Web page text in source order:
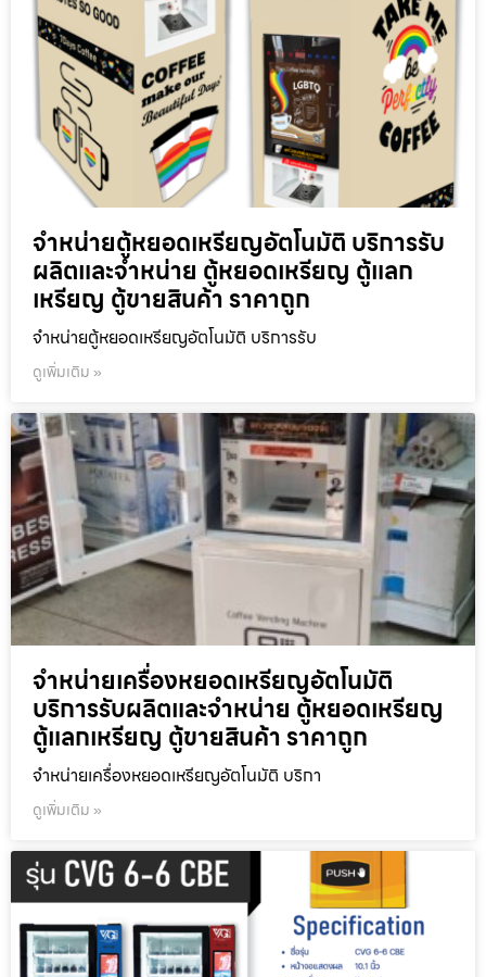
จำหน่ายตู้หยอดเหรียญ​อัตโนมัติ บริการรับ
ผลิตและจำหน่าย ตู้หยอดเหรียญ ตู้แลก
เหรียญ ตู้ขายสินค้า ราคาถูก
จำหน่ายตู้หยอดเหรียญ​อัตโนมัติ บริการรับ
ดูเพิ่มเติม »
จำหน่ายเครื่องหยอดเหรียญ​อัตโนมัติ
บริการรับผลิตและจำหน่าย ตู้หยอดเหรียญ
ตู้แลกเหรียญ ตู้ขายสินค้า ราคาถูก
จำหน่ายเครื่องหยอดเหรียญ​อัตโนมัติ บริกา
ดูเพิ่มเติม »